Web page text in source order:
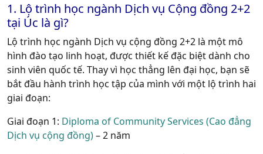
1. Lộ trình học ngành Dịch vụ Cộng đồng 2+2
tại Úc là gì?
Lộ trình học ngành Dịch vụ cộng đồng 2+2 là một mô
hình đào tạo linh hoạt, được thiết kế đặc biệt dành cho
sinh viên quốc tế. Thay vì học thẳng lên đại học, bạn sẽ
bắt đầu hành trình học tập của mình với một lộ trình hai
giai đoạn:
Giai đoạn 1: Diploma of Community Services (Cao đẳng
Dịch vụ cộng đồng)– 2 năm